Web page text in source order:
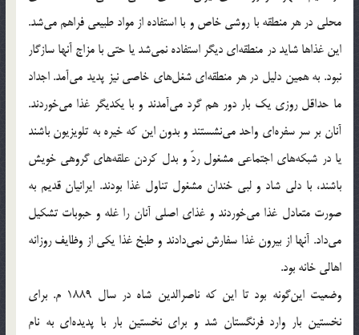
محلی در هر منطقه با روشی خاص و با استفاده از مواد طبیعی فراهم می‌شد.
این غذاها شاید در منطقه‌ای دیگر استفاده نمی‌شد یا حتی با مزاج آنها سازگار
نبود. به همین دلیل در هر منطقه‌ای شغل‌های خاصی نیز پدید می‌آمد. اجداد
ما حداقل روزی یک بار دور هم گرد می‌آمدند و با یکدیگر غذا می‌خوردند.
آنان بر سر سفره‌ای واحد می‌نشستند و بدون این که خیره به تلویزیون باشند
یا در شبکه‌های اجتماعی مشغول ردّ و بدل کردن علقه‌های گروهی خویش
باشند، با دلی شاد و لبی خندان مشغول تناول غذا بودند. ایرانیان قدیم به
صورت متعادل غذا می‌خوردند و غذای اصلی آنان را غله و حبوبات تشکیل
می‌داد. آنها از بیرون غذا سفارش نمی‌دادند و طبخ غذا یکی از وظایف روزانه
اهالی خانه بود.
وضعیت این‌گونه بود تا این که ناصرالدین شاه در سال 1889 م. برای
نخستین بار وارد فرنگستان شد و برای نخستین بار با پدیده‌ای به نام